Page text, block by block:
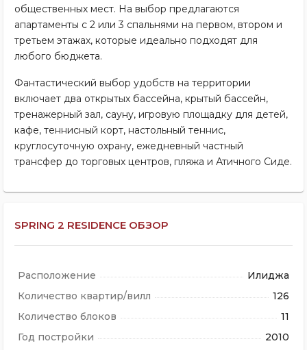
общественных мест. На выбор предлагаются
апартаменты с 2 или 3 спальнями на первом, втором и
третьем этажах, которые идеально подходят для
любого бюджета.
Фантастический выбор удобств на территории
включает два открытых бассейна, крытый бассейн,
тренажерный зал, сауну, игровую площадку для детей,
кафе, теннисный корт, настольный теннис,
круглосуточную охрану, ежедневный частный
трансфер до торговых центров, пляжа и Атичного Сиде.
SPRING 2 RESIDENCE ОБЗОР
Расположение
Илиджа
Количество квартир/вилл
126
Количество блоков
11
Год постройки
2010